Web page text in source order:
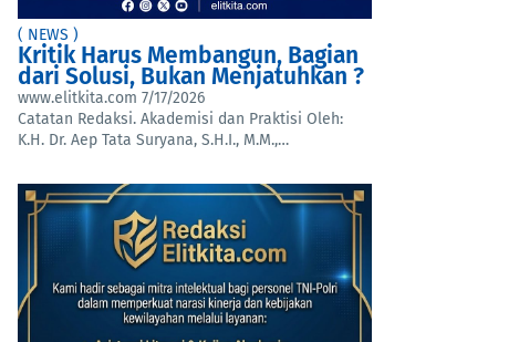
( NEWS )
Kritik Harus Membangun, Bagian
dari Solusi, Bukan Menjatuhkan ?
www.elitkita.com 7/17/2026
Catatan Redaksi. Akademisi dan Praktisi Oleh:
K.H. Dr. Aep Tata Suryana, S.H.I., M.M.,…